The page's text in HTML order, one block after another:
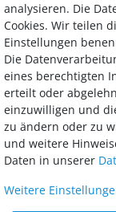
Bezahlung
Wir bieten Ihnen
Bezahlung.
analysieren. Die
Cookies. Wir teilen
Einstellungen
Die
eines berechtigten
erteilt oder
einzuwilligen und
zu ändern oder zu
und weitere
Daten in unserer
Weitere